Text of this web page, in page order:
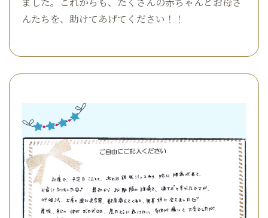
んたちを、助けてあげてください！！